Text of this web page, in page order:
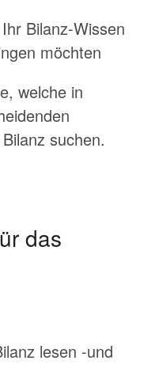
Bilanz-Wissen
möchten
welche in
suchen.
das
lesen -und